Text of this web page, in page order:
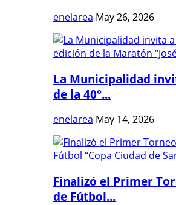
enelarea May 26, 2026
La Municipalidad
de la 40°...
enelarea May 14, 2026
Finalizó el Primer
de Fútbol...